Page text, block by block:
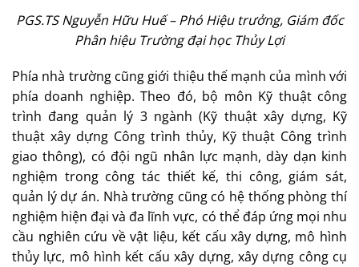
PGS.TS Nguyễn Hữu Huế – Phó Hiệu trưởng, Giám đốc
Phân hiệu Trường đại học Thủy Lợi
Phía nhà trường cũng giới thiệu thế mạnh của mình với
phía doanh nghiệp. Theo đó, bộ môn Kỹ thuật công
trình đang quản lý 3 ngành (Kỹ thuật xây dựng, Kỹ
thuật xây dựng Công trình thủy, Kỹ thuật Công trình
giao thông), có đội ngũ nhân lực mạnh, dày dạn kinh
nghiệm trong công tác thiết kế, thi công, giám sát,
quản lý dự án. Nhà trường cũng có hệ thống phòng thí
nghiệm hiện đại và đa lĩnh vực, có thể đáp ứng mọi nhu
cầu nghiên cứu về vật liệu, kết cấu xây dựng, mô hình
thủy lực, mô hình kết cấu xây dựng, xây dựng công cụ